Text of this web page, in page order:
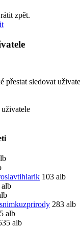
zpět.
přestat sledovat
uživatele
103 alb
alb
283 alb
alb
alb